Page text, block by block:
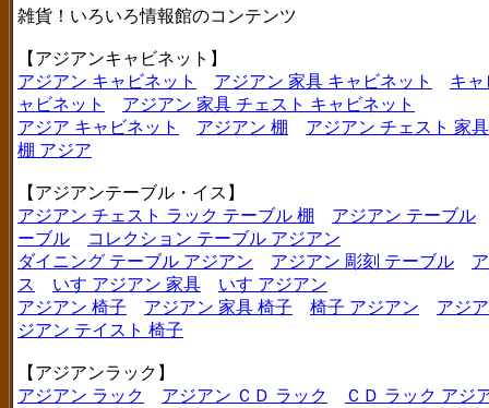
雑貨！いろいろ情報館のコンテンツ
【アジアンキャビネット】
アジアン キャビネット
アジアン 家具 キャビネット
キャ
ャビネット
アジアン 家具 チェスト キャビネット
アジア キャビネット
アジアン 棚
アジアン チェスト 家
棚 アジア
【アジアンテーブル・イス】
アジアン チェスト ラック テーブル 棚
アジアン テーブル
ーブル
コレクション テーブル アジアン
ダイニング テーブル アジアン
アジアン 彫刻 テーブル
ス
いす アジアン 家具
いす アジアン
アジアン 椅子
アジアン 家具 椅子 椅子 アジアン
アジ
ジアン テイスト 椅子
【アジアンラック】
アジアン ラック
アジアン ＣＤ ラック
ＣＤ ラック アジ